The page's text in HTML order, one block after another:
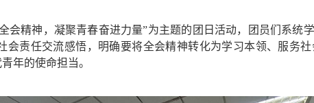
会精神，凝聚青春奋进力量”为主题的团日活动，
团员们系统
会责任交流感悟，明确要将全会精神转化为学习本领、服务
年的使命担当。